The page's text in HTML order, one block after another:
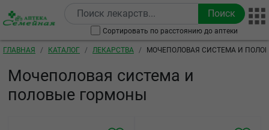
Сортировать по расстоянию до аптеки
Строка навигации
ГЛАВНАЯ КАТАЛОГ ЛЕКАРСТВА МОЧЕПОЛОВАЯ СИСТЕМА И
Мочеполовая система и
половые гормоны